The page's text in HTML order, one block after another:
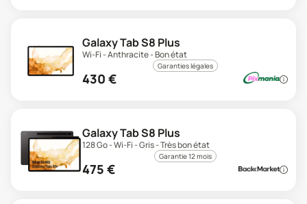
Galaxy Tab S8 Plus
Wi-Fi - Anthracite - Bon état
Garanties légales
430 €
Galaxy Tab S8 Plus
128 Go - Wi-Fi - Gris - Très bon état
Garantie 12 mois
475 €